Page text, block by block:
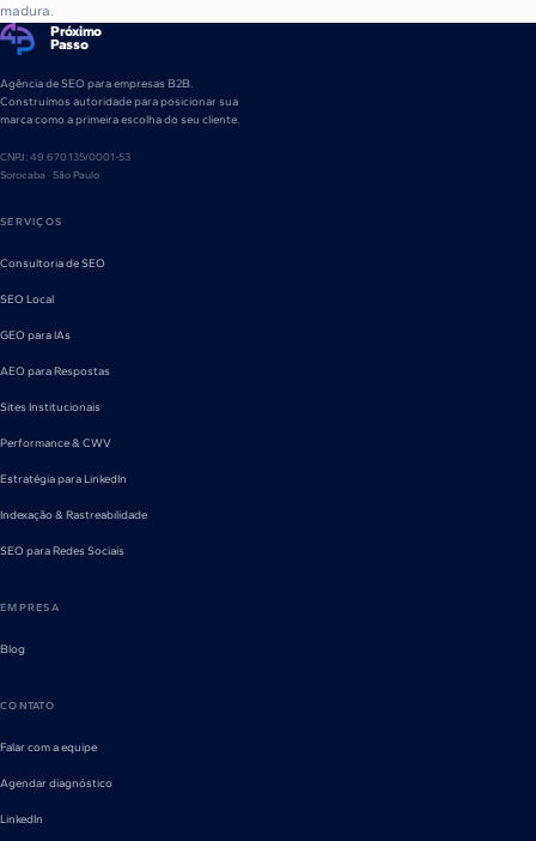
madura.
Próximo
Passo
Agência de SEO para empresas B2B.
Construímos autoridade para posicionar sua
marca como a primeira escolha do seu cliente.
CNPJ: 49.670.135/0001-53
Sorocaba · São Paulo
SERVIÇOS
Consultoria de SEO
SEO Local
GEO para IAs
AEO para Respostas
Sites Institucionais
Performance & CWV
Estratégia para LinkedIn
Indexação & Rastreabilidade
SEO para Redes Sociais
EMPRESA
Blog
CONTATO
Falar com a equipe
Agendar diagnóstico
LinkedIn